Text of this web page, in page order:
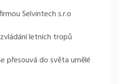
Selvintech s.r.o
letních tropů
přesouvá do světa umělé